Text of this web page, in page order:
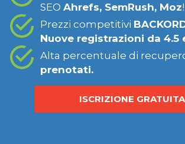
SEO Ahrefs, SemRush, Moz!
Prezzi competitivi
Nuove registrazioni da 4.5
Alta percentuale di
prenotati.
ISCRIZIONE GRATUITA